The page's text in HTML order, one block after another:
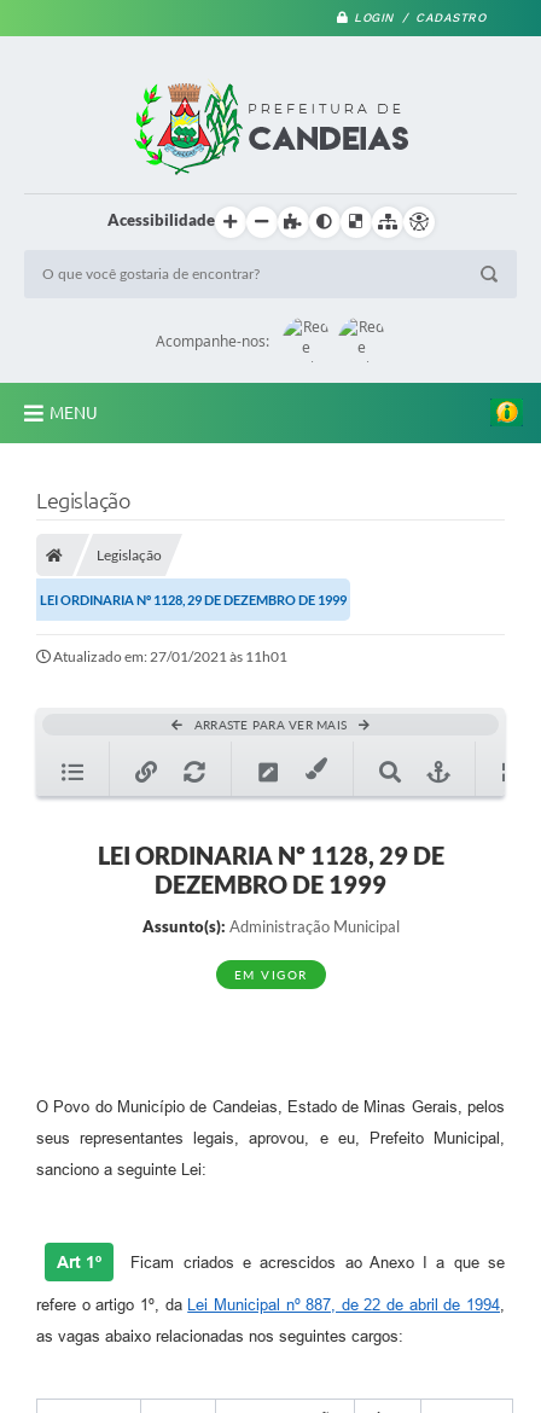
LOGIN / CADASTRO
Acessibilidade
Acompanhe-nos:
MENU
A Prefeitura
Diário Oficial
TRANSPARÊNCIA
Contato
Iluminação Pública
Conselhos Municipais
Fila de espera SUS
Canal da Ouvidoria
Publicações
Vigilância em Saúde
Legislação
Legislação
LEI ORDINARIA Nº 1128, 29 DE DEZEMBRO DE 1999
Atualizado em: 27/01/2021 às 11h01
ARRASTE PARA VER MAIS
LEI ORDINARIA Nº 1128, 29 DE
DEZEMBRO DE 1999
Assunto(s): Administração Municipal
EM VIGOR
O Povo do Município de Candeias, Estado de Minas Gerais, pelos
seus representantes legais, aprovou, e eu, Prefeito Municipal,
sanciono a seguinte Lei:
Art 1º Ficam criados e acrescidos ao Anexo I a que se
refere o artigo 1º, da Lei Municipal nº 887, de 22 de abril de 1994,
as vagas abaixo relacionadas nos seguintes cargos: